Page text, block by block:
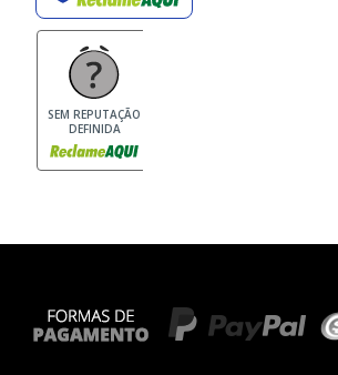
SEM REPUTAÇÃO
DEFINIDA